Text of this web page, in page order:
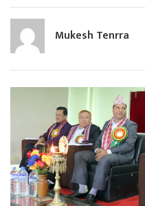
Mukesh Tenrra